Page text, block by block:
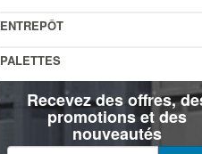
ENTREPÔT
PALETTES
Recevez des offres,
promotions et des
nouveautés